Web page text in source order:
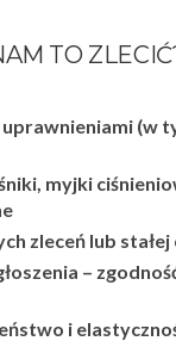
TO
(w
myjki
zleceń lub stałej
–
i